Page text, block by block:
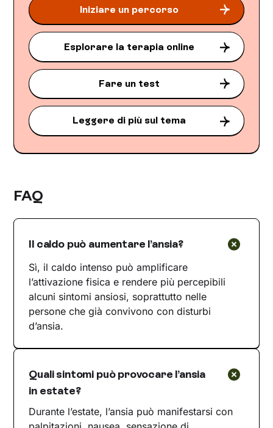
Iniziare un percorso
Esplorare la terapia online
Fare un test
Leggere di più sul tema
FAQ
Il caldo può aumentare l’ansia?
Sì, il caldo intenso può amplificare
l’attivazione fisica e rendere più percepibili
alcuni sintomi ansiosi, soprattutto nelle
persone che già convivono con disturbi
d’ansia.
Quali sintomi può provocare l’ansia
in estate?
Durante l’estate, l’ansia può manifestarsi con